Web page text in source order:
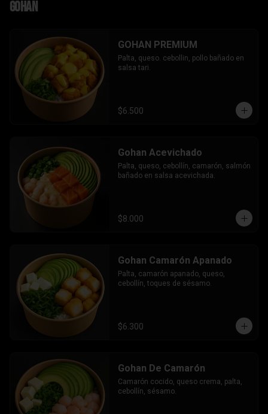
Gohan
GOHAN PREMIUM
Palta, queso. cebollin, pollo bañado en
salsa tari.
$6.500
Gohan Acevichado
Palta, queso, cebollín, camarón, salmón
bañado en salsa acevichada.
$8.000
Gohan Camarón Apanado
Palta, camarón apanado, queso,
cebollín, toques de sésamo.
$6.300
Gohan De Camarón
Camarón cocido, queso crema, palta,
cebollín, sésamo.